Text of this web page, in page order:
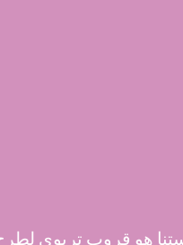
هو قروب تربوي